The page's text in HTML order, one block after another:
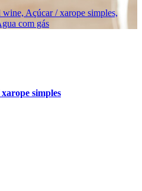
Açúcar / xarope simples,
com gás
simples